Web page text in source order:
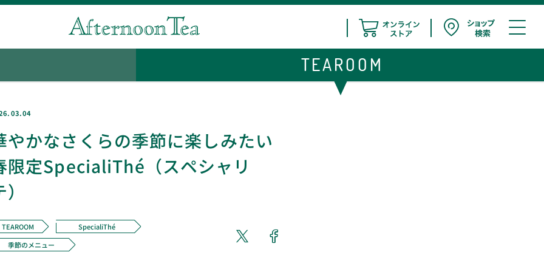
やかなさくらの季節に楽しみたい
限定SpecialiThé（スペシャリ
TEAROOM
SpecialiThé
季節のメニュー
TEAROOM